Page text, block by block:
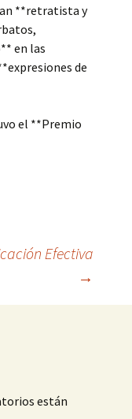
**retratista y
en las
de
el **Premio
Efectiva
→
están